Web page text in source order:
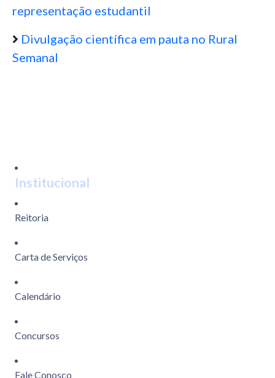
representação estudantil
Divulgação científica em pauta no Rural
Semanal
Institucional
Reitoria
Carta de Serviços
Calendário
Concursos
Fale Conosco